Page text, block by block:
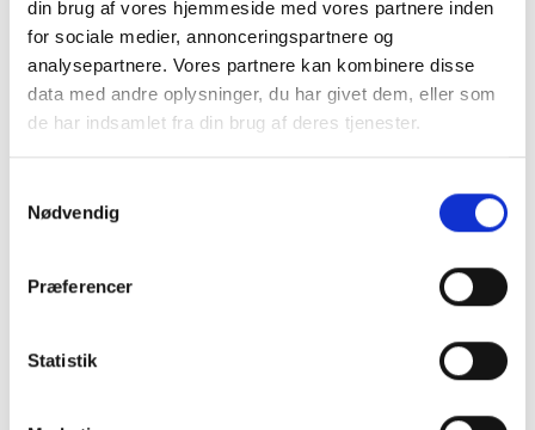
din brug af vores hjemmeside med vores partnere inden
for sociale medier, annonceringspartnere og
analysepartnere. Vores partnere kan kombinere disse
data med andre oplysninger, du har givet dem, eller som
de har indsamlet fra din brug af deres tjenester.
Nødvendig
Præferencer
Statistik
Large:Ø7,5 cm – ideel til større hunde.
Mærke:KONG – kendt for kvalitet og holdbarhed.
Giv din hund den ultimative legetøjsoplevelse med
KONG Corestrength Ball – sjov, styrke og stimulering
Din bedste ven vil også elske dette